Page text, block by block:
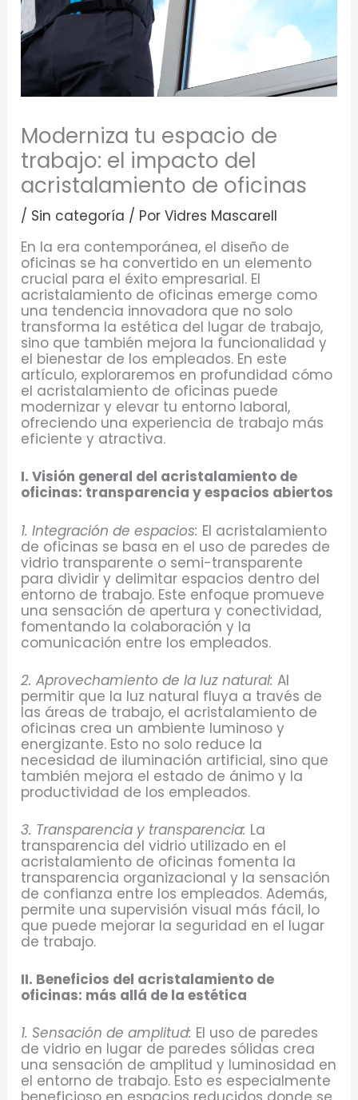
Moderniza tu espacio de
trabajo: el impacto del
acristalamiento de oficinas
/ Sin categoría / PorVidres Mascarell
En la era contemporánea, el diseño de
oficinas se ha convertido en un elemento
crucial para el éxito empresarial. El
acristalamiento de oficinas emerge como
una tendencia innovadora que no solo
transforma la estética del lugar de trabajo,
sino que también mejora la funcionalidad y
el bienestar de los empleados. En este
artículo, exploraremos en profundidad cómo
el acristalamiento de oficinas puede
modernizar y elevar tu entorno laboral,
ofreciendo una experiencia de trabajo más
eficiente y atractiva.
I. Visión general del acristalamiento de
oficinas: transparencia y espacios abiertos
1. Integración de espacios: El acristalamiento
de oficinas se basa en el uso de paredes de
vidrio transparente o semi-transparente
para dividir y delimitar espacios dentro del
entorno de trabajo. Este enfoque promueve
una sensación de apertura y conectividad,
fomentando la colaboración y la
comunicación entre los empleados.
2. Aprovechamiento de la luz natural: Al
permitir que la luz natural fluya a través de
las áreas de trabajo, el acristalamiento de
oficinas crea un ambiente luminoso y
energizante. Esto no solo reduce la
necesidad de iluminación artificial, sino que
también mejora el estado de ánimo y la
productividad de los empleados.
3. Transparencia y transparencia: La
transparencia del vidrio utilizado en el
acristalamiento de oficinas fomenta la
transparencia organizacional y la sensación
de confianza entre los empleados. Además,
permite una supervisión visual más fácil, lo
que puede mejorar la seguridad en el lugar
de trabajo.
II. Beneficios del acristalamiento de
oficinas: más allá de la estética
1. Sensación de amplitud: El uso de paredes
de vidrio en lugar de paredes sólidas crea
una sensación de amplitud y luminosidad en
el entorno de trabajo. Esto es especialmente